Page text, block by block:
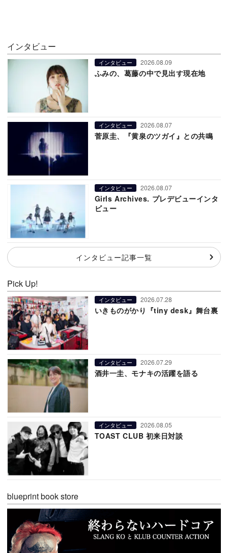
インタビュー
インタビュー 2026.08.09
ふみの、葛藤の中で見出す現在地
インタビュー 2026.08.07
菅原圭、『黄泉のツガイ』との共鳴
インタビュー 2026.08.07
Girls Archives. プレデビューインタ
ビュー
インタビュー記事一覧
Pick Up!
インタビュー 2026.07.28
いきものがかり『tiny desk』舞台裏
インタビュー 2026.07.29
酒井一圭、モナキの活躍を語る
インタビュー 2026.08.05
TOAST CLUB 初来日対談
blueprint book store